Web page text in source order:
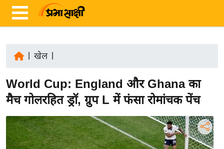
ज़ा
ख
र
रा
खेल|
World Cup: England और Ghana का
मैच गोलरहित ड्रॉ, ग्रुप L में फंसा रोमांचक पेंच